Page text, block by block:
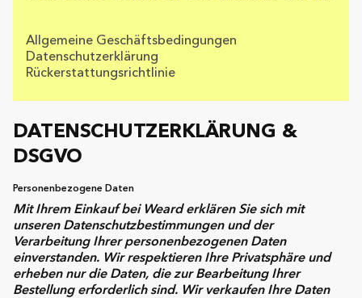
Allgemeine Geschäftsbedingungen
Datenschutzerklärung
Rückerstattungsrichtlinie
DATENSCHUTZERKLÄRUNG &
DSGVO
Personenbezogene Daten
Mit Ihrem Einkauf bei Weard erklären Sie sich mit
unseren Datenschutzbestimmungen und der
Verarbeitung Ihrer personenbezogenen Daten
einverstanden. Wir respektieren Ihre Privatsphäre und
erheben nur die Daten, die zur Bearbeitung Ihrer
Bestellung erforderlich sind. Wir verkaufen Ihre Daten